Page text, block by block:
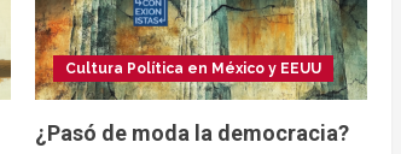
Cultura Política en México y EEUU
¿Pasó de moda la democracia?